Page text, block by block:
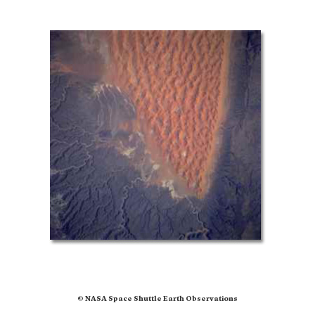
© NASA Space Shuttle Earth Observations